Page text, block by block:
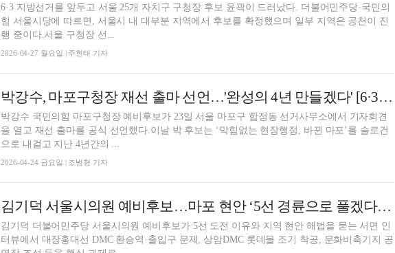
6·3 지방선거를 앞두고 서울 25개 자치구 구청장 후보 윤곽이 드러났다. 더불어민주당·국민의
힘 서울시당에 따르면, 서울시 내 대부분 지역에서 후보를 확정했으며 일부 지역은 공천이 진
행 중이다.서울 구청장 선...
2026-04-27 월요일 | 주현태 기자
박강수, 마포구청장 재선 출마 선언…'완성의 4년 만들겠다' [6·3 지방선거]
박강수 국민의힘 마포구청장 예비후보가 23일 서울 마포구 합정동 선거사무소에서 기자회견
을 열고 재선 출마를 공식 선언했다.이날 박 후보는 ‘막힘없는 현장행정, 바뀐 마포’를 슬로건
으로 내걸고 지난 4년간의 ...
2026-04-24 금요일 | 조범형 기자
김기덕 서울시의원 예비후보…마포 현안 ‘5선 경륜으로 풀겠다’ [6·3 지방선거]
김기덕 더불어민주당 서울시의원 예비후보가 5선 도전 이유와 지역 현안 해법을 묻는 서면 인
터뷰에서 대장홍대선 DMC 환승역·출입구 문제, 상암DMC 롯데몰 조기 착공, 문화비축기지 공